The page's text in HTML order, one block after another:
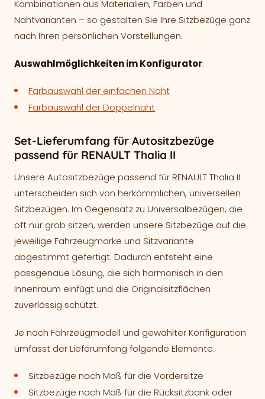
Kombinationen aus Materialien, Farben und
Nahtvarianten – so gestalten Sie Ihre Sitzbezüge ganz
nach Ihren persönlichen Vorstellungen.
Auswahlmöglichkeiten im Konfigurator:
Farbauswahl der einfachen Naht
Farbauswahl der Doppelnaht
Set-Lieferumfang für Autositzbezüge
passend für RENAULT Thalia II
Unsere Autositzbezüge passend für RENAULT Thalia II
unterscheiden sich von herkömmlichen, universellen
Sitzbezügen. Im Gegensatz zu Universalbezügen, die
oft nur grob sitzen, werden unsere Sitzbezüge auf die
jeweilige Fahrzeugmarke und Sitzvariante
abgestimmt gefertigt. Dadurch entsteht eine
passgenaue Lösung, die sich harmonisch in den
Innenraum einfügt und die Originalsitzflächen
zuverlässig schützt.
Je nach Fahrzeugmodell und gewählter Konfiguration
umfasst der Lieferumfang folgende Elemente:
Sitzbezüge nach Maß für die Vordersitze
Sitzbezüge nach Maß für die Rücksitzbank oder